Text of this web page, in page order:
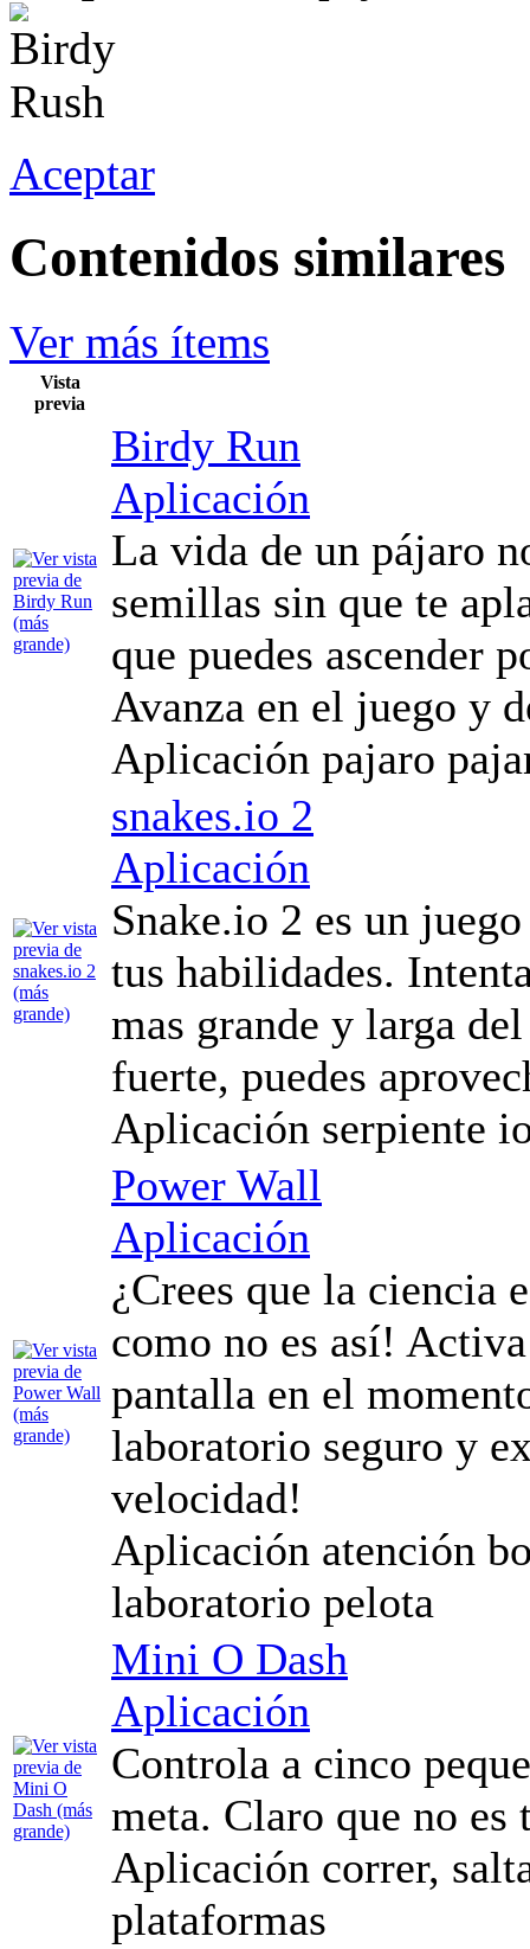
Aceptar
Contenidos similares
Ver más ítems
Vista
previa
Birdy Run
Aplicación
La vida de un pájaro
semillas sin que te
que puedes ascender
Avanza en el juego y
Aplicación pajaro
snakes.io 2
Aplicación
Snake.io 2 es un
tus habilidades.
mas grande y larga
fuerte, puedes
Aplicación serpiente
Power Wall
Aplicación
¿Crees que la ciencia
como no es así!
pantalla en el
laboratorio seguro y
velocidad!
Aplicación atención
laboratorio pelota
Mini O Dash
Aplicación
Controla a cinco
meta. Claro que no
Aplicación correr,
plataformas